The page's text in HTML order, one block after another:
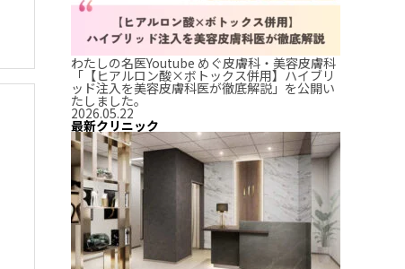
わたしの名医Youtube めぐ皮膚科・美容皮膚科
「【ヒアルロン酸×ボトックス併用】ハイブリ
ッド注入を美容皮膚科医が徹底解説」を公開い
たしました。
2026.05.22
最新クリニック